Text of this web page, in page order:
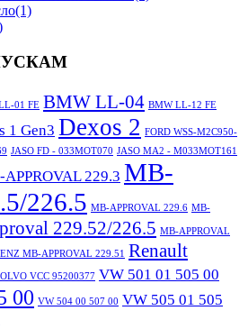
(1)
01 FE BMW LL-04 BMW LL-12 FE
1 Gen3 Dexos 2 FORD WSS-M2C950-
JASO FD - 033MOT070 JASO MA2 - M033MOT161
229.3 MB-
226.5 MB-APPROVAL 229.6 MB-
229.52/226.5 MB-APPROVAL
MB-APPROVAL 229.51 Renault
VCC 95200377 VW 501 01 505 00
00 VW 504 00 507 00 VW 505 01 505